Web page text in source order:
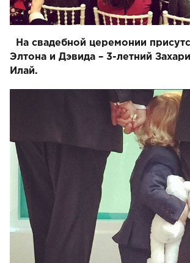
На свадебной церемонии
Элтона и Дэвида – 3-летний
Илай.